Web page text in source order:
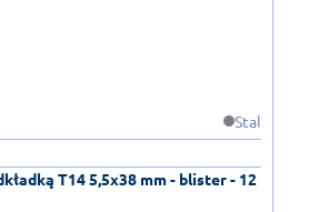
Stal
T14 5,5x38 mm - blister - 12